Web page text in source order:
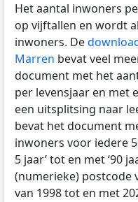
Het aantal inwoners
op vijftallen en wordt
inwoners. De
Marren bevat veel
document met het
per levensjaar en met
een uitsplitsing naar
bevat het document
inwoners voor iedere
5 jaar’ tot en met ‘90
(numerieke) postcode
van 1998 tot en met